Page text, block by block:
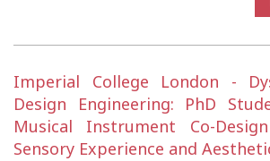
Imperial College London -
Design Engineering: PhD
Musical Instrument Co-
Sensory Experience and